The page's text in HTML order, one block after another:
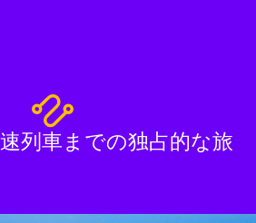
列車までの独占的な旅